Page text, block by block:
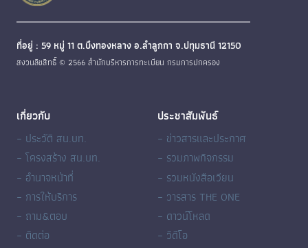
ที่อยู่ : 59 หมู่ 11 ต.บึงทองหลาง อ.ลำลูกกา จ.ปทุมธานี 12150
สงวนลิขสิทธิ์ © 2566 สำนักบริหารการทะเบียน กรมการปกครอง
เกี่ยวกับ
– ประวัติ สน.บท.
– โครงสร้าง สน.บท.
– อำนาจหน้าที่
– การให้บริการ
– ถาม&ตอบ
– ติดต่อ
ประชาสัมพันธ์
– ข่าวสารและประกาศ
– รวมภาพกิจกรรม
– รวมหนังสือเวียน
– วารสาร THE ONE
– ดาวน์โหลด
– วิดีโอ